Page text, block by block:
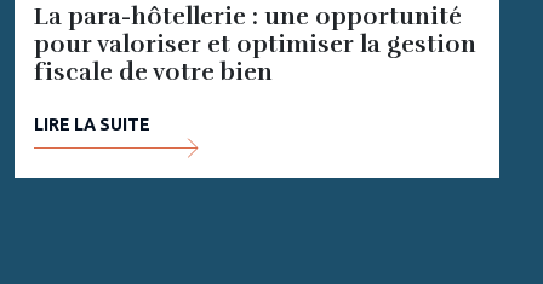
La para-hôtellerie : une opportunité
pour valoriser et optimiser la gestion
fiscale de votre bien
LIRE LA SUITE